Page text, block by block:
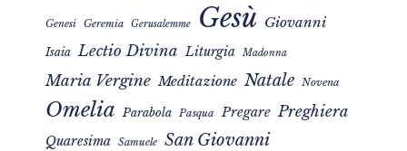
Genesi Geremia Gerusalemme Gesù Giovanni
Isaia Lectio Divina Liturgia Madonna
Maria Vergine Meditazione Natale Novena
Omelia Parabola Pasqua Pregare Preghiera
Quaresima Samuele San Giovanni